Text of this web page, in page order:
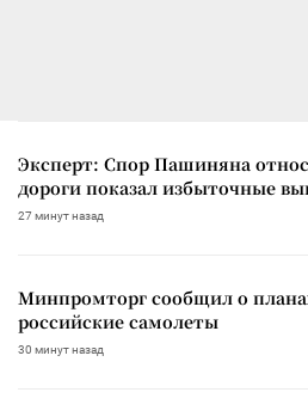
Эксперт: Спор Пашиняна
дороги показал избыточные
27 минут назад
Минпромторг сообщил о
российские самолеты
30 минут назад